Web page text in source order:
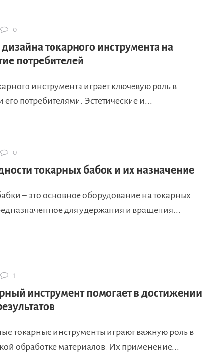
0
токарного инструмента на
потребителей
инструмента играет ключевую роль в
его потребителями. Эстетические и...
0
токарных бабок и их назначение
– это основное оборудование на токарных
для удержания и вращения...
1
инструмент помогает в достижении
токарные инструменты играют важную роль в
обработке материалов. Их применение...